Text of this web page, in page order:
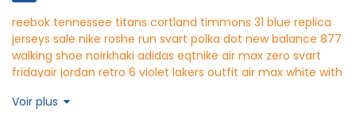
reebok tennessee titans cortland timmons 31 blue replica
jerseys sale nike roshe run svart polka dot new balance 877
walking shoe noirkhaki adidas eqtnike air max zero svart
fridayair jordan retro 6 violet lakers outfit air max white with
http://www.efornak.com/
Voir plus